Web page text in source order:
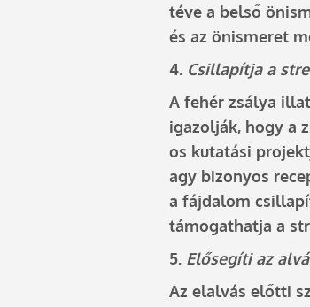
téve a belső
és az önismeret
4. Csillapítja a
A fehér zsálya
igazolják, hogy a
os kutatási
agy bizonyos
a fájdalom
támogathatja a
5. Elősegíti az
Az elalvás előtti